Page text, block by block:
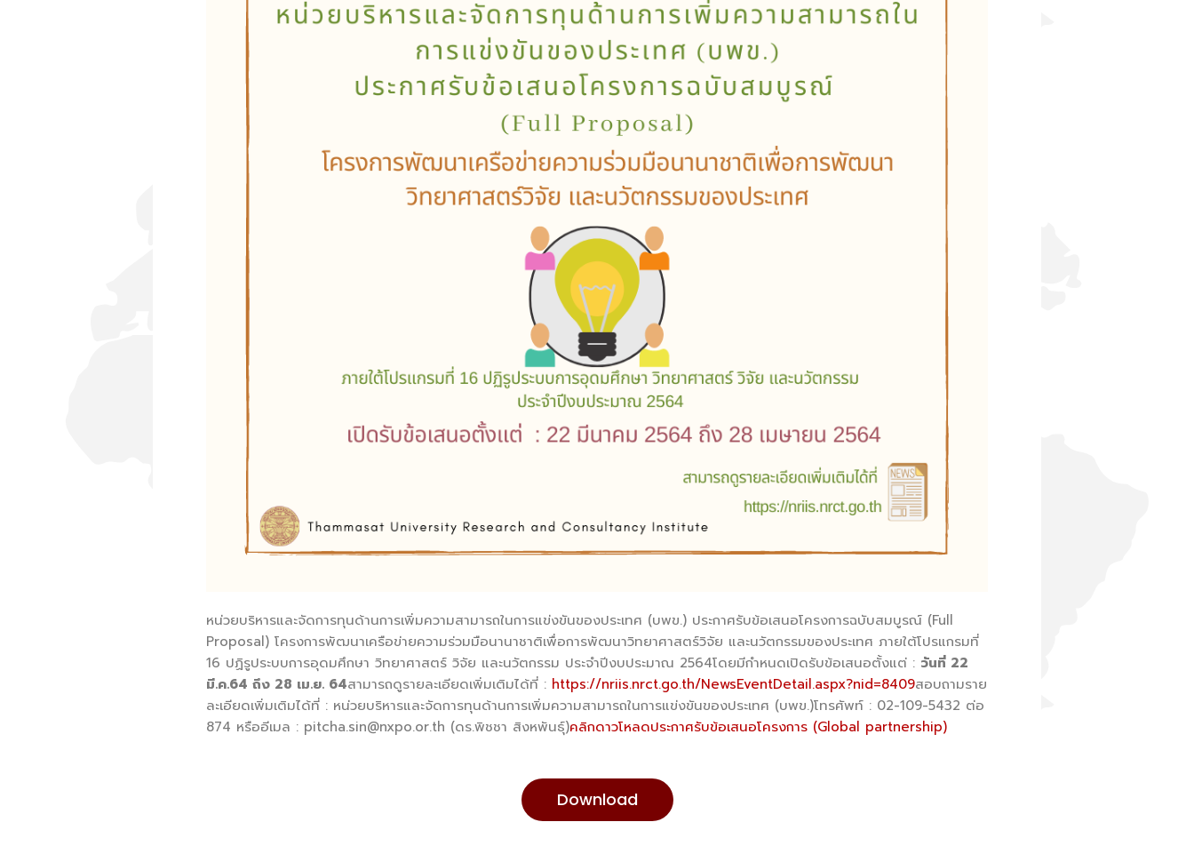
หน่วยบริหารและจัดการทุนด้านการเพิ่มความสามารถในการแข่งขันของประเทศ (บพข.) ประกาศรับข้อเสนอโครงการฉบับสมบูรณ์ (Full
Proposal) โครงการพัฒนาเครือข่ายความร่วมมือนานาชาติเพื่อการพัฒนาวิทยาศาสตร์วิจัย และนวัตกรรมของประเทศ ภายใต้โปรแกรมที่
16 ปฏิรูประบบการอุดมศึกษา วิทยาศาสตร์ วิจัย และนวัตกรรม ประจำปีงบประมาณ 2564โดยมีกำหนดเปิดรับข้อเสนอตั้งแต่ : วันที่ 22
มี.ค.64 ถึง 28 เม.ย. 64สามารถดูรายละเอียดเพิ่มเติมได้ที่ : https://nriis.nrct.go.th/NewsEventDetail.aspx?nid=8409สอบถามราย
ละเอียดเพิ่มเติมได้ที่ : หน่วยบริหารและจัดการทุนด้านการเพิ่มความสามารถในการแข่งขันของประเทศ (บพข.)โทรศัพท์ : 02-109-5432 ต่อ
874 หรืออีเมล : pitcha.sin@nxpo.or.th (ดร.พิชชา สิงหพันธุ์)คลิกดาวโหลดประกาศรับข้อเสนอโครงการ (Global partnership)
Download